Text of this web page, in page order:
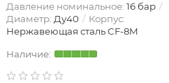
Давление номинальное: 16 бар
Диаметр: Ду40
Корпус:
Нержавеющая сталь CF-8M